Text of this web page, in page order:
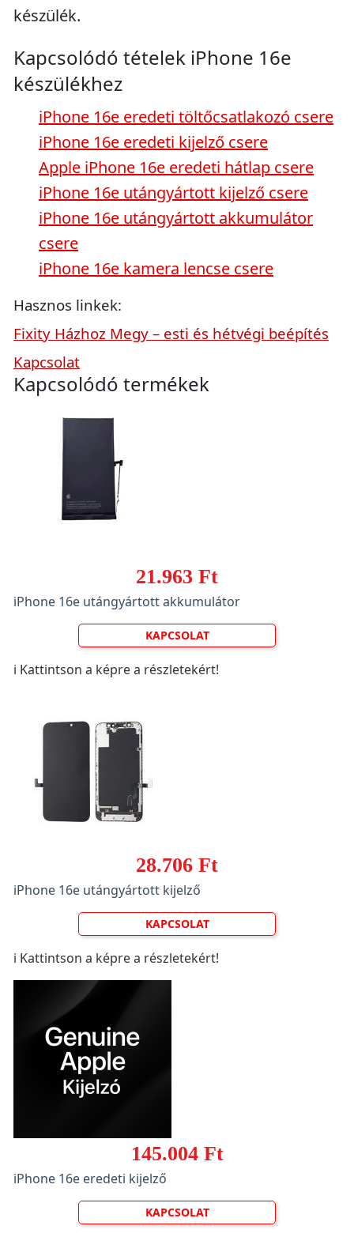
készülék.
Kapcsolódó tételek iPhone 16e
készülékhez
iPhone 16e eredeti töltőcsatlakozó csere
iPhone 16e eredeti kijelző csere
Apple iPhone 16e eredeti hátlap csere
iPhone 16e utángyártott kijelző csere
iPhone 16e utángyártott akkumulátor
csere
iPhone 16e kamera lencse csere
Hasznos linkek:
Fixity Házhoz Megy – esti és hétvégi beépítés
Kapcsolat
Kapcsolódó termékek
21.963 Ft
iPhone 16e utángyártott akkumulátor
KAPCSOLAT
ℹ️ Kattintson a képre a részletekért!
28.706 Ft
iPhone 16e utángyártott kijelző
KAPCSOLAT
ℹ️ Kattintson a képre a részletekért!
145.004 Ft
iPhone 16e eredeti kijelző
KAPCSOLAT